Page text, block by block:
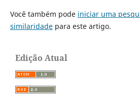
Você também pode iniciar uma
similaridadepara este artigo.
Edição Atual